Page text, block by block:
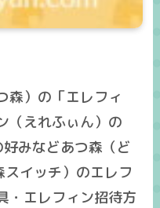
森）の「エレフィ
（えれふぃん）の
みなどあつ森（ど
イッチ）のエレフ
・エレフィン招待方